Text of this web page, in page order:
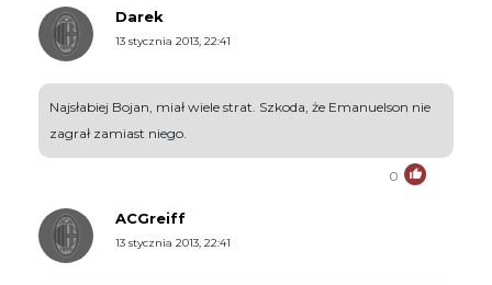
Darek
13 stycznia 2013, 22:41
Najsłabiej Bojan, miał wiele strat. Szkoda, że Emanuelson nie
zagrał zamiast niego.
0
ACGreiff
13 stycznia 2013, 22:41